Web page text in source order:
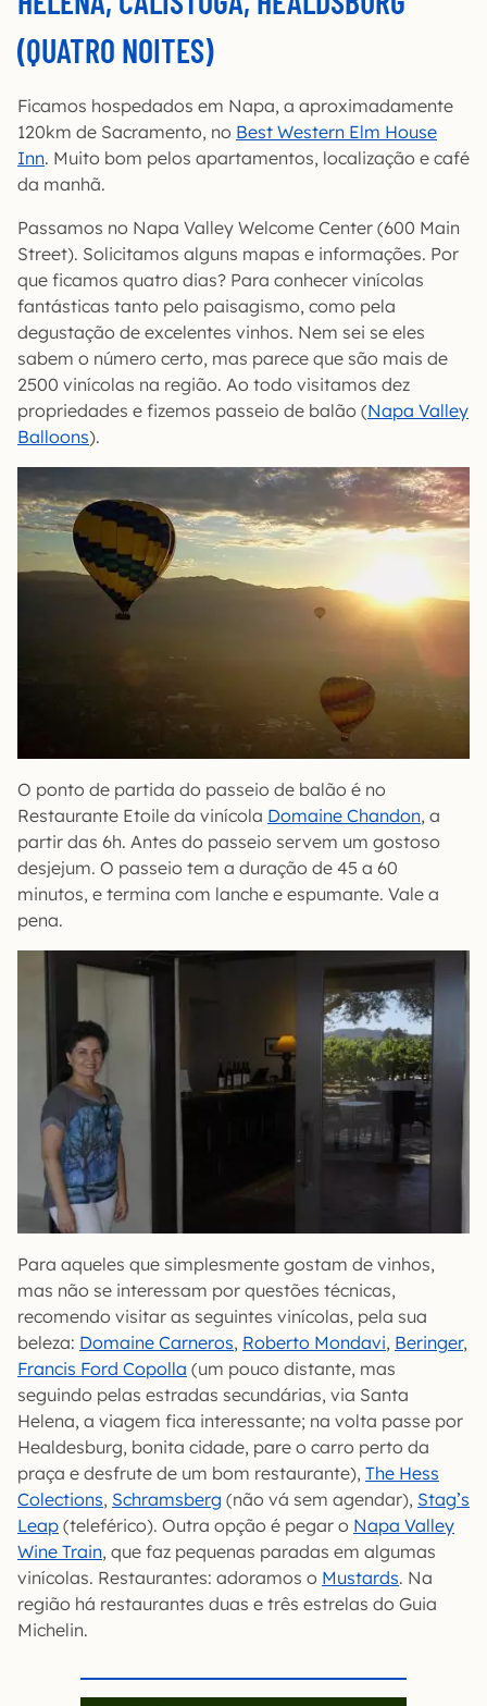
(QUATRO NOITES)
Ficamos hospedados em Napa, a aproximadamente
120km de Sacramento, no Best Western Elm House
Inn. Muito bom pelos apartamentos, localização e café
da manhã.
Passamos no Napa Valley Welcome Center (600 Main
Street). Solicitamos alguns mapas e informações. Por
que ficamos quatro dias? Para conhecer vinícolas
fantásticas tanto pelo paisagismo, como pela
degustação de excelentes vinhos. Nem sei se eles
sabem o número certo, mas parece que são mais de
2500 vinícolas na região. Ao todo visitamos dez
propriedades e fizemos passeio de balão (Napa Valley
Balloons).
O ponto de partida do passeio de balão é no
Restaurante Etoile da vinícola Domaine Chandon, a
partir das 6h. Antes do passeio servem um gostoso
desjejum. O passeio tem a duração de 45 a 60
minutos, e termina com lanche e espumante. Vale a
pena.
Para aqueles que simplesmente gostam de vinhos,
mas não se interessam por questões técnicas,
recomendo visitar as seguintes vinícolas, pela sua
beleza: Domaine Carneros, Roberto Mondavi, Beringer,
Francis Ford Copolla (um pouco distante, mas
seguindo pelas estradas secundárias, via Santa
Helena, a viagem fica interessante; na volta passe por
Healdesburg, bonita cidade, pare o carro perto da
praça e desfrute de um bom restaurante), The Hess
Colections, Schramsberg (não vá sem agendar), Stag’s
Leap (teleférico). Outra opção é pegar o Napa Valley
Wine Train, que faz pequenas paradas em algumas
vinícolas. Restaurantes: adoramos o Mustards. Na
região há restaurantes duas e três estrelas do Guia
Michelin.